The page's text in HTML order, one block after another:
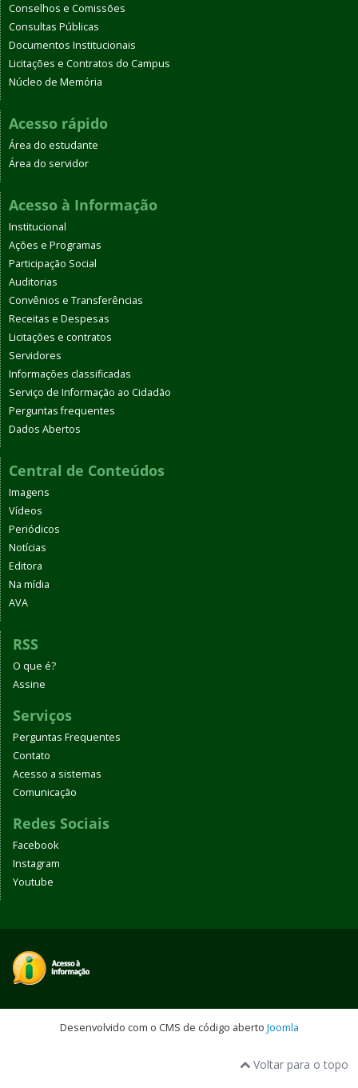
Conselhos e Comissões
Consultas Públicas
Documentos Institucionais
Licitações e Contratos do Campus
Núcleo de Memória
Acesso rápido
Área do estudante
Área do servidor
Acesso à Informação
Institucional
Ações e Programas
Participação Social
Auditorias
Convênios e Transferências
Receitas e Despesas
Licitações e contratos
Servidores
Informações classificadas
Serviço de Informação ao Cidadão
Perguntas frequentes
Dados Abertos
Central de Conteúdos
Imagens
Vídeos
Periódicos
Notícias
Editora
Na mídia
AVA
RSS
O que é?
Assine
Serviços
Perguntas Frequentes
Contato
Acesso a sistemas
Comunicação
Redes Sociais
Facebook
Instagram
Youtube
Desenvolvido com o CMS de código aberto Joomla
Voltar para o topo